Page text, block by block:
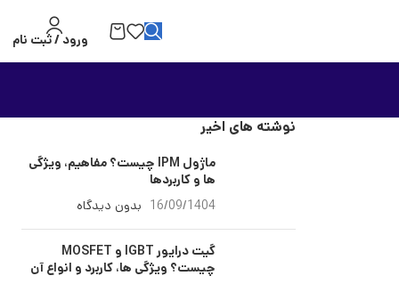
ورود / ثبت نام
نوشته های اخیر
ماژول IPM چیست؟ مفاهیم، ویژگی
ها و کاربردها
16/09/1404 بدون دیدگاه
گیت درایور IGBT و MOSFET
چیست؟ ویژگی ها، کاربرد و انواع آن